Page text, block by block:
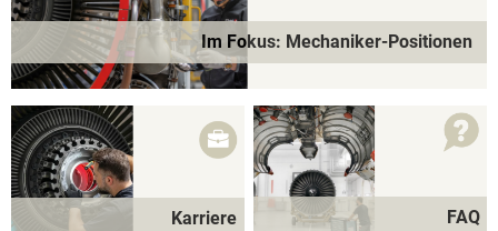
Im Fokus: Mechaniker-Positionen
Karriere FAQ